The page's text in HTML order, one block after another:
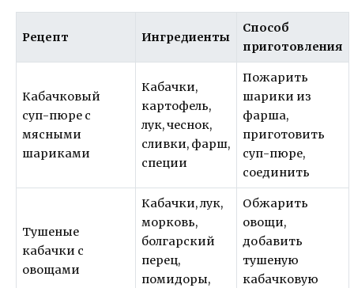
Рецепт Ингредиенты
Способ
приготовления
Кабачковый
суп-пюре с
мясными
шариками
Кабачки,
картофель,
лук, чеснок,
сливки, фарш,
специи
Пожарить
шарики из
фарша,
приготовить
суп-пюре,
соединить
Тушеные
кабачки с
овощами
Кабачки, лук,
морковь,
болгарский
перец,
помидоры,
Обжарить
овощи,
добавить
тушеную
кабачковую